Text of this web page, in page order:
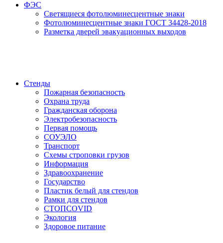
ФЭС
Светящиеся фотолюминесцентные знаки
Фотолюминесцентные знаки ГОСТ 34428-2018
Разметка дверей эвакуационных выходов
Стенды
Пожарная безопасность
Охрана труда
Гражданская оборона
Электробезопасность
Первая помощь
СОУЭЛО
Транспорт
Схемы строповки грузов
Информация
Здравоохранение
Государство
Пластик белый для стендов
Рамки для стендов
СТОПCOVID
Экология
Здоровое питание